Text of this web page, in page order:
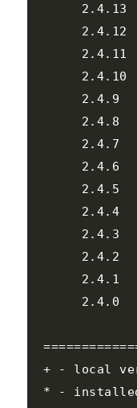
2.4.13
2.4.12
2.4.11
2.4.10
2.4.9
2.4.8
2.4.7
2.4.6
2.4.5
2.4.4
2.4.3
2.4.2
2.4.1
2.4.0
+ - local
* -